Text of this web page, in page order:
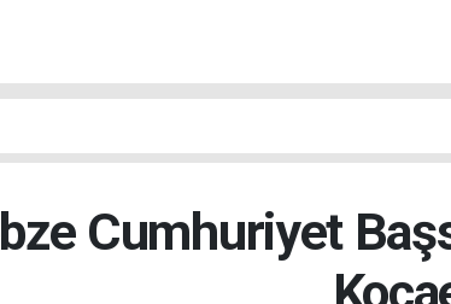
Cumhuriyet